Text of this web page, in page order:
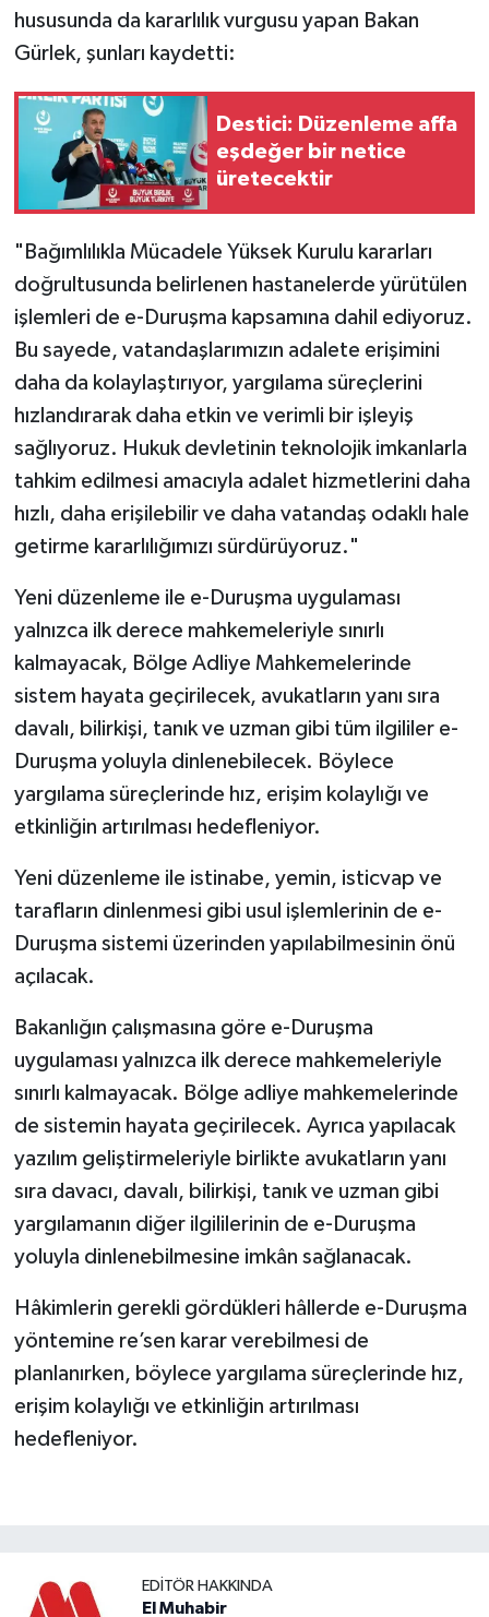
hususunda da kararlılık vurgusu yapan Bakan
Gürlek, şunları kaydetti:
Destici: Düzenleme affa
eşdeğer bir netice
üretecektir
"Bağımlılıkla Mücadele Yüksek Kurulu kararları
doğrultusunda belirlenen hastanelerde yürütülen
işlemleri de e-Duruşma kapsamına dahil ediyoruz.
Bu sayede, vatandaşlarımızın adalete erişimini
daha da kolaylaştırıyor, yargılama süreçlerini
hızlandırarak daha etkin ve verimli bir işleyiş
sağlıyoruz. Hukuk devletinin teknolojik imkanlarla
tahkim edilmesi amacıyla adalet hizmetlerini daha
hızlı, daha erişilebilir ve daha vatandaş odaklı hale
getirme kararlılığımızı sürdürüyoruz."
Yeni düzenleme ile e-Duruşma uygulaması
yalnızca ilk derece mahkemeleriyle sınırlı
kalmayacak, Bölge Adliye Mahkemelerinde
sistem hayata geçirilecek, avukatların yanı sıra
davalı, bilirkişi, tanık ve uzman gibi tüm ilgililer e-
Duruşma yoluyla dinlenebilecek. Böylece
yargılama süreçlerinde hız, erişim kolaylığı ve
etkinliğin artırılması hedefleniyor.
Yeni düzenleme ile istinabe, yemin, isticvap ve
tarafların dinlenmesi gibi usul işlemlerinin de e-
Duruşma sistemi üzerinden yapılabilmesinin önü
açılacak.
Bakanlığın çalışmasına göre e-Duruşma
uygulaması yalnızca ilk derece mahkemeleriyle
sınırlı kalmayacak. Bölge adliye mahkemelerinde
de sistemin hayata geçirilecek. Ayrıca yapılacak
yazılım geliştirmeleriyle birlikte avukatların yanı
sıra davacı, davalı, bilirkişi, tanık ve uzman gibi
yargılamanın diğer ilgililerinin de e-Duruşma
yoluyla dinlenebilmesine imkân sağlanacak.
Hâkimlerin gerekli gördükleri hâllerde e-Duruşma
yöntemine re’sen karar verebilmesi de
planlanırken, böylece yargılama süreçlerinde hız,
erişim kolaylığı ve etkinliğin artırılması
hedefleniyor.
EDITÖR HAKKINDA
El Muhabir